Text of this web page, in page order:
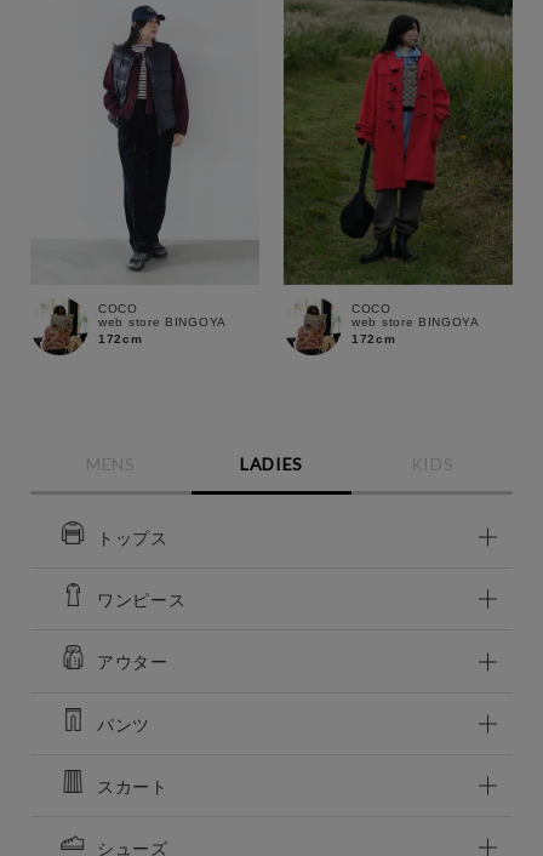
この条件で絞り込む
COCO
web store BINGOYA
172cm
COCO
web store BINGOYA
172cm
MENS LADIES KIDS
トップス
ワンピース
アウター
パンツ
スカート
シューズ